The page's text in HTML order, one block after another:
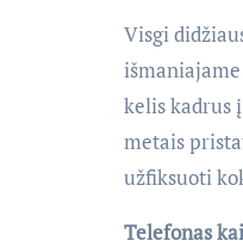
Visgi
kelis kadrus
metais
užfiksuoti
Telefonas